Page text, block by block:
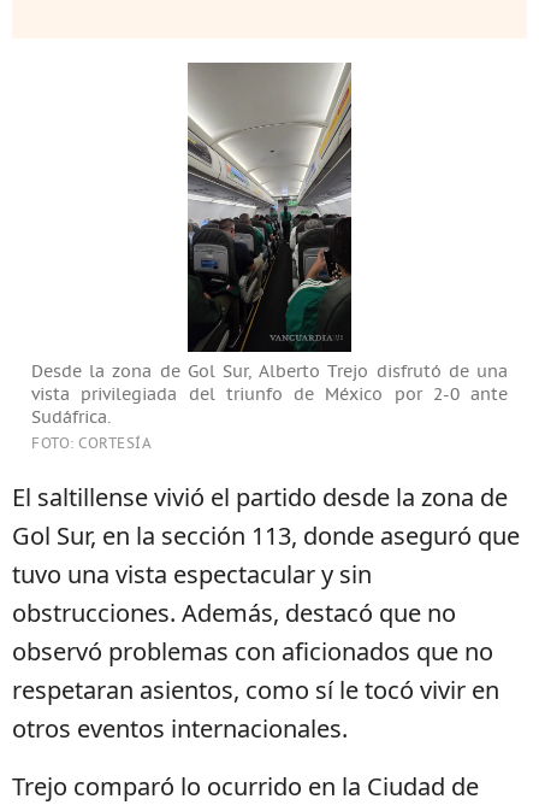
Desde la zona de Gol Sur, Alberto Trejo disfrutó de una
vista privilegiada del triunfo de México por 2-0 ante
Sudáfrica.
FOTO: CORTESÍA
El saltillense vivió el partido desde la zona de
Gol Sur, en la sección 113, donde aseguró que
tuvo una vista espectacular y sin
obstrucciones. Además, destacó que no
observó problemas con aficionados que no
respetaran asientos, como sí le tocó vivir en
otros eventos internacionales.
Trejo comparó lo ocurrido en la Ciudad de